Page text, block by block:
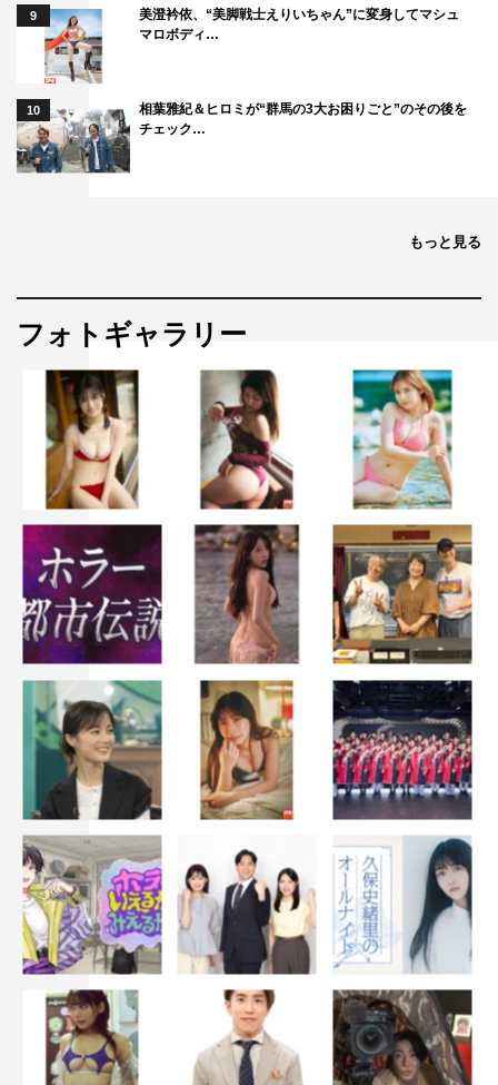
9
美澄衿依、“美脚戦士えりいちゃん”に変身してマシュ
マロボディ…
10
相葉雅紀＆ヒロミが“群馬の3大お困りごと”のその後を
チェック…
もっと見る
フォトギャラリー